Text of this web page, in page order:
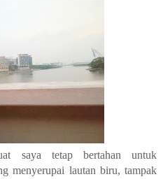
saya tetap bertahan untuk
menyerupai lautan biru, tampak